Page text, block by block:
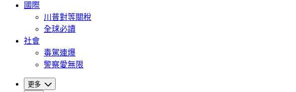
國際
川普對等關稅
全球必讀
社會
毒駕連爆
警察愛無限
更多